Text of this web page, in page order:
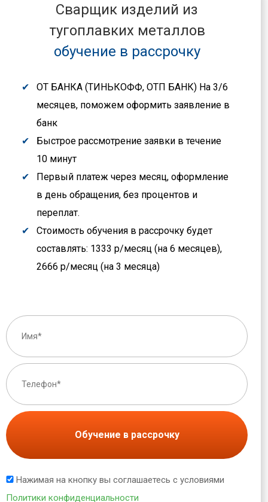
Сварщик изделий из
тугоплавких металлов
обучение в рассрочку
ОТ БАНКА (ТИНЬКОФФ, ОТП БАНК) На 3/6
месяцев, поможем оформить заявление в
банк
Быстрое рассмотрение заявки в течение
10 минут
Первый платеж через месяц, оформление
в день обращения, без процентов и
переплат.
Стоимость обучения в рассрочку будет
составлять: 1333 р/месяц (на 6 месяцев),
2666 р/месяц (на 3 месяца)
Обучение в рассрочку
Нажимая на кнопку вы соглашаетесь с условиями
Политики конфиденциальности